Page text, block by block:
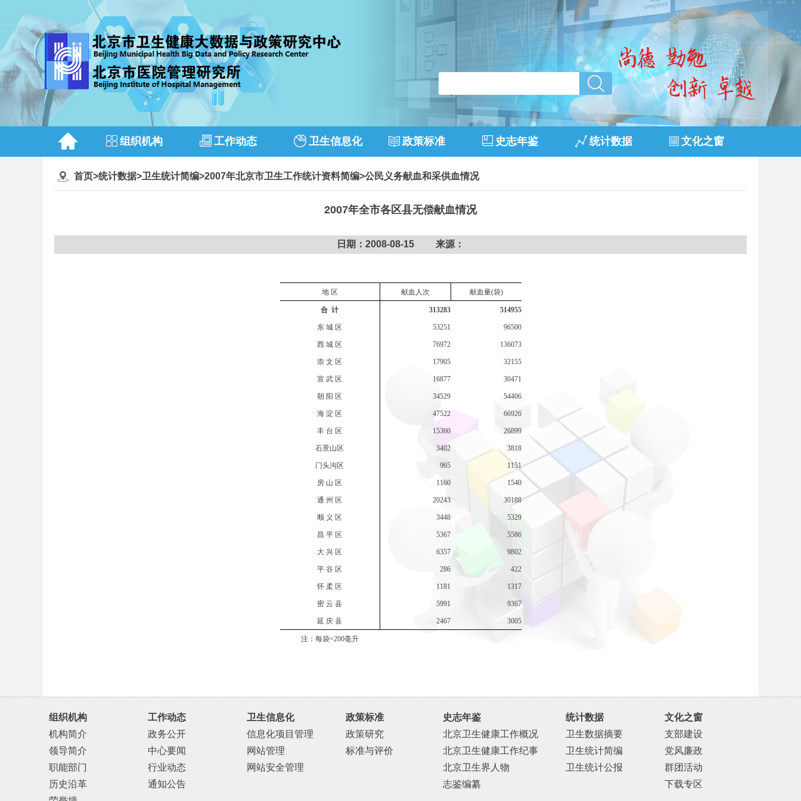
组织机构 工作动态 卫生信息化 政策标准 史志年鉴 统计数据 文化之窗
首页>统计数据>卫生统计简编>2007年北京市卫生工作统计资料简编>公民义务献血和采供血情况
2007年全市各区县无偿献血情况
日期：2008-08-15 来源：
地 区 献血人次 献血量(袋)
合 计 313283 514955
东 城 区 53251 96500
西 城 区 76972 136073
崇 文 区 17905 32155
宣 武 区 16877 30471
朝 阳 区 34529 54406
海 淀 区 47522 66926
丰 台 区 15360 26899
石景山区 3402 3818
门头沟区 965 1151
房 山 区 1160 1540
通 州 区 20243 30188
顺 义 区 3448 5329
昌 平 区 5367 5586
大 兴 区 6357 9802
平 谷 区 286 422
怀 柔 区 1181 1317
密 云 县 5991 9367
延 庆 县 2467 3005
注：每袋=200毫升
组织机构
机构简介
领导简介
职能部门
历史沿革
工作动态
政务公开
中心要闻
行业动态
通知公告
卫生信息化
信息化项目管理
网站管理
网站安全管理
政策标准
政策研究
标准与评价
史志年鉴
北京卫生健康工作概况
北京卫生健康工作纪事
北京卫生界人物
志鉴编纂
统计数据
卫生数据摘要
卫生统计简编
卫生统计公报
文化之窗
支部建设
党风廉政
群团活动
下载专区